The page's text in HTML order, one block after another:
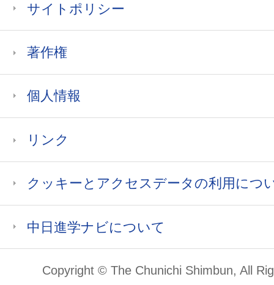
サイトポリシー
著作権
個人情報
リンク
クッキーとアクセスデータの利用につ
中日進学ナビについて
Copyright © The Chunichi Shimbun, All